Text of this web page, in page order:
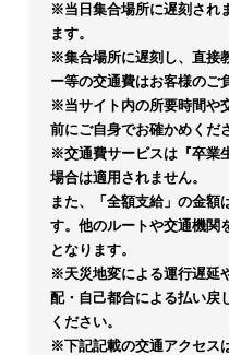
※当日集合場所に遅刻され
ます。
※集合場所に遅刻し、直接
ー等の交通費はお客様のご
※当サイト内の所要時間や
前にご自身でお確かめくだ
※交通費サービスは『卒業
場合は適用されません。
また、「全額支給」の金額
す。他のルートや交通機関
となります。
※天災地変による運行遅延
配・自己都合による払い戻
ください。
※下記記載の交通アクセス